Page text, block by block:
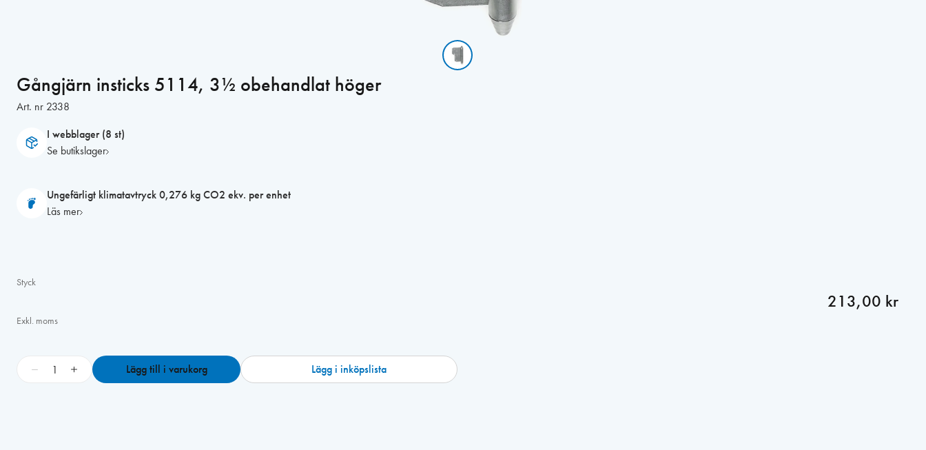
Gångjärn insticks 5114, 3½ obehandlat höger
Art. nr 2338
I webblager (8 st)
Se butikslager
Ungefärligt klimatavtryck 0,276 kg CO2 ekv. per enhet
Läs mer
Styck
213,00 kr
Exkl. moms
+ Lägg till i varukorg Lägg i inköpslista